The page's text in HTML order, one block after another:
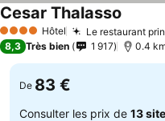
4 Étoiles Hôtel Le restaurant
Cesar Thalasso
8,3 Très bien 1 917 0.4
De 83 €
Consulter les prix de 13